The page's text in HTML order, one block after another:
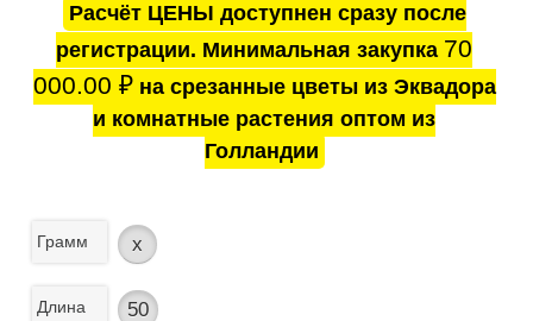
Расчёт ЦЕНЫ доступнен сразу после
регистрации. Минимальная закупка 70
000.00 ₽на срезанные цветы из Эквадора
и комнатные растения оптом из
Голландии
Грамм x
Длина 50